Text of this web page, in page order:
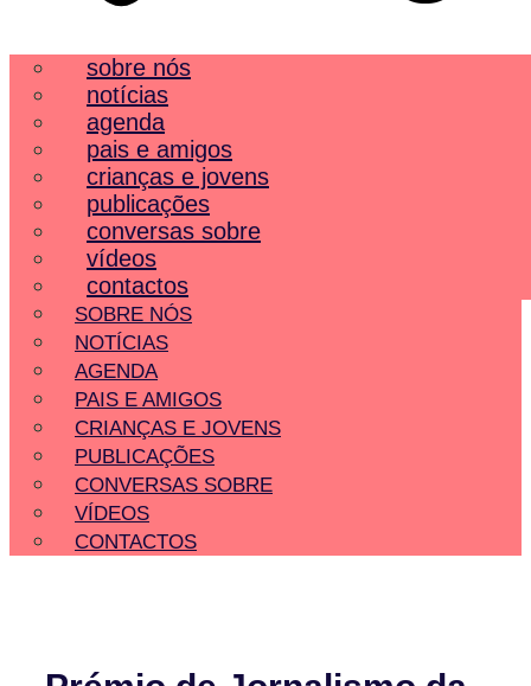
sobre nós
notícias
agenda
pais e amigos
crianças e jovens
publicações
conversas sobre
vídeos
contactos
SOBRE NÓS
NOTÍCIAS
AGENDA
PAIS E AMIGOS
CRIANÇAS E JOVENS
PUBLICAÇÕES
CONVERSAS SOBRE
VÍDEOS
CONTACTOS